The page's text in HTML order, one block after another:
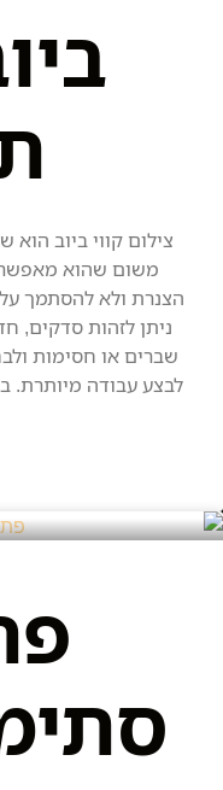
צילום קווי ביוב
משום שהוא
הצנרת ולא להסתמך
ניתן לזהות סדקים,
שברים או חסימות
לבצע עבודה מיותרת.